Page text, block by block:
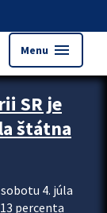
Menu menu
SR je
štátna
4. júla
percenta